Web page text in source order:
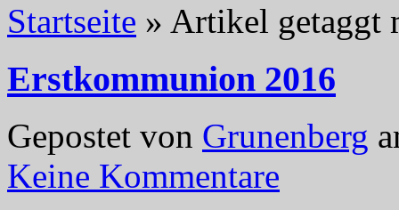
Startseite » Artikel getaggt
Erstkommunion 2016
Gepostet von Grunenberg
Keine Kommentare